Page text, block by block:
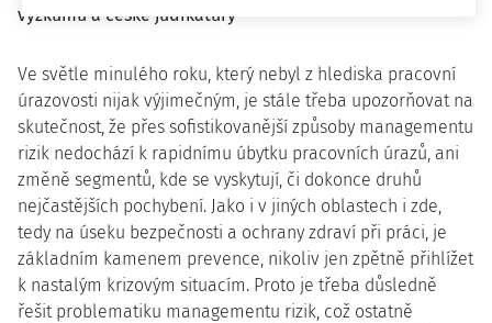
výzkumu a české judikatury
Ve světle minulého roku, který nebyl z hlediska pracovní
úrazovosti nijak výjimečným, je stále třeba upozorňovat na
skutečnost, že přes sofistikovanější způsoby managementu
rizik nedochází k rapidnímu úbytku pracovních úrazů, ani
změně segmentů, kde se vyskytují, či dokonce druhů
nejčastějších pochybení. Jako i v jiných oblastech i zde,
tedy na úseku bezpečnosti a ochrany zdraví při práci, je
základním kamenem prevence, nikoliv jen zpětně přihlížet
k nastalým krizovým situacím. Proto je třeba důsledně
řešit problematiku managementu rizik, což ostatně